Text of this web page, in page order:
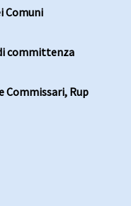
Comuni
committenza
Commissari, Rup